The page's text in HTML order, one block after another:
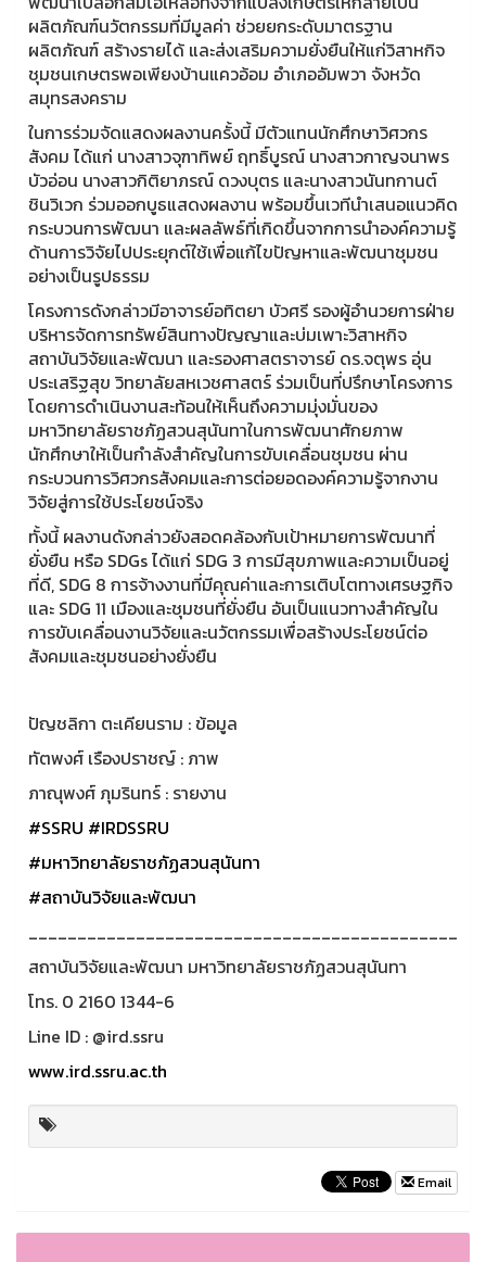
ผลิตภัณฑ์นวัตกรรมที่มีมูลค่า ช่วยยกระดับมาตรฐาน
ผลิตภัณฑ์ สร้างรายได้ และส่งเสริมความยั่งยืนให้แก่วิสาหกิจ
ชุมชนเกษตรพอเพียงบ้านแควอ้อม อำเภออัมพวา จังหวัด
สมุทรสงคราม
ในการร่วมจัดแสดงผลงานครั้งนี้ มีตัวแทนนักศึกษาวิศวกร
สังคม ได้แก่ นางสาวจุฑาทิพย์ ฤทธิ์บูรณ์ นางสาวกาญจนาพร
บัวอ่อน นางสาวกิติยาภรณ์ ดวงบุตร และนางสาวนันทกานต์
ชินวิเวก ร่วมออกบูธแสดงผลงาน พร้อมขึ้นเวทีนำเสนอแนวคิด
กระบวนการพัฒนา และผลลัพธ์ที่เกิดขึ้นจากการนำองค์ความรู้
ด้านการวิจัยไปประยุกต์ใช้เพื่อแก้ไขปัญหาและพัฒนาชุมชน
อย่างเป็นรูปธรรม
โครงการดังกล่าวมีอาจารย์อทิตยา บัวศรี รองผู้อำนวยการฝ่าย
บริหารจัดการทรัพย์สินทางปัญญาและบ่มเพาะวิสาหกิจ
สถาบันวิจัยและพัฒนา และรองศาสตราจารย์ ดร.จตุพร อุ่น
ประเสริฐสุข วิทยาลัยสหเวชศาสตร์ ร่วมเป็นที่ปรึกษาโครงการ
โดยการดำเนินงานสะท้อนให้เห็นถึงความมุ่งมั่นของ
มหาวิทยาลัยราชภัฏสวนสุนันทาในการพัฒนาศักยภาพ
นักศึกษาให้เป็นกำลังสำคัญในการขับเคลื่อนชุมชน ผ่าน
กระบวนการวิศวกรสังคมและการต่อยอดองค์ความรู้จากงาน
วิจัยสู่การใช้ประโยชน์จริง
ทั้งนี้ ผลงานดังกล่าวยังสอดคล้องกับเป้าหมายการพัฒนาที่
ยั่งยืน หรือ SDGs ได้แก่ SDG 3 การมีสุขภาพและความเป็นอยู่
ที่ดี, SDG 8 การจ้างงานที่มีคุณค่าและการเติบโตทางเศรษฐกิจ
และ SDG 11 เมืองและชุมชนที่ยั่งยืน อันเป็นแนวทางสำคัญใน
การขับเคลื่อนงานวิจัยและนวัตกรรมเพื่อสร้างประโยชน์ต่อ
สังคมและชุมชนอย่างยั่งยืน
ปัญชลิกา ตะเคียนราม : ข้อมูล
ทัตพงศ์ เรืองปราชญ์ : ภาพ
ภาณุพงศ์ ภุมรินทร์ : รายงาน
#SSRU #IRDSSRU
#มหาวิทยาลัยราชภัฏสวนสุนันทา
#สถาบันวิจัยและพัฒนา
____________________________________________
สถาบันวิจัยและพัฒนา มหาวิทยาลัยราชภัฏสวนสุนันทา
โทร. 0 2160 1344-6
Line ID : @ird.ssru
www.ird.ssru.ac.th
Email